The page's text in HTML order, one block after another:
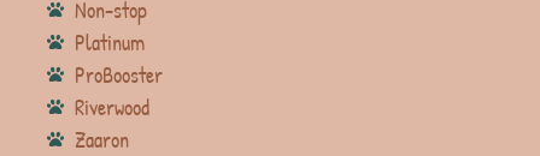
Non-stop
Platinum
ProBooster
Riverwood
Zaaron